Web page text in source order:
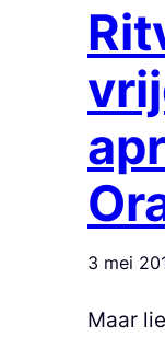
3 mei
Maar